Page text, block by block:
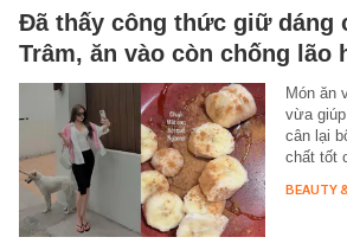
Đã thấy công thức giữ dáng
Trâm, ăn vào còn chống lão
Món ăn
vừa
cân lại
chất tốt
BEAUTY